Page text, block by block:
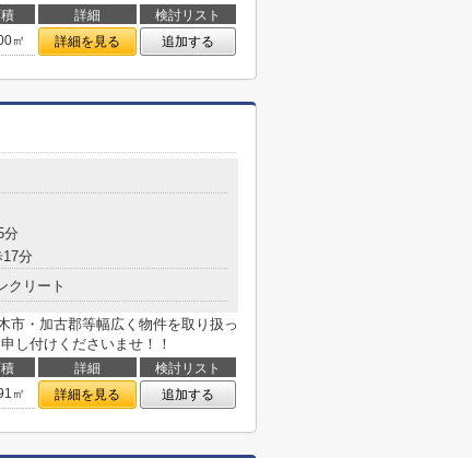
詳細
検討リスト
㎡ 詳細を見る 追加する
分
17分
クリート
・加古郡等幅広く物件を取り扱っ
し付けくださいませ！！
詳細
検討リスト
㎡ 詳細を見る 追加する